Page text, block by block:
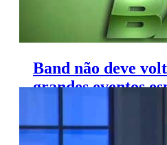
Band não deve
grandes eventos